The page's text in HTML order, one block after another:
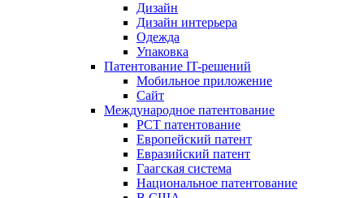
Дизайн
Дизайн интерьера
Одежда
Упаковка
Патентование IT-решений
Мобильное приложение
Сайт
Международное патентование
PCT патентование
Европейский патент
Евразийский патент
Гаагская система
Национальное патентование